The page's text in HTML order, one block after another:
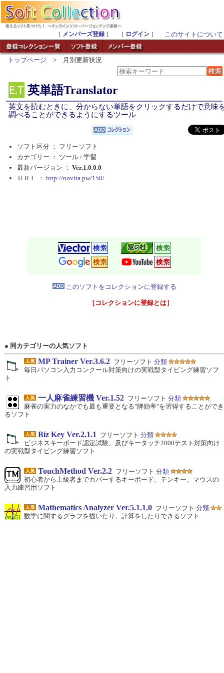
［ メンバーズ登録 ］ ［ ログイン ］ このサイトについて
トップページ > 月別更新状況
英単語Translator
英文を読むときに、分からない単語をクリックするだけで意味
調べることができるようにするツール
ソフト区分 ： フリーソフト
カテゴリー ： ツール / 学習
最新バージョン ： Ver.1.0.0.0
ＵＲＬ ： http://novita.pw/158/
このソフトをコレクションに登録する
［コレクションに登録とは］
● 同カテゴリーの人気ソフト
MP Trainer Ver.3.6.2 フリーソフト 分類
毎日パソコン入力コンクール対策向けの実戦型タイピング練習ソフ
ト
一人麻雀練習機 Ver.1.52 フリーソフト 分類
麻雀の実力のなかでも最も重要となる"牌効率"を習得することができ
るソフト
Biz Key Ver.2.1.1 フリーソフト 分類
ビジネスキーボード認定試験、及びキータッチ2000テスト対策向け
の実戦型タイピング練習ソフト
TouchMethod Ver.2.2 フリーソフト 分類
初心者から上級者までカバーするキーボード、テンキー、マウスの
入力練習用ソフト
Mathematics Analyzer Ver.5.1.1.0 フリーソフト 分類
数学に関するグラフを描いたり、計算をしたりできるソフト